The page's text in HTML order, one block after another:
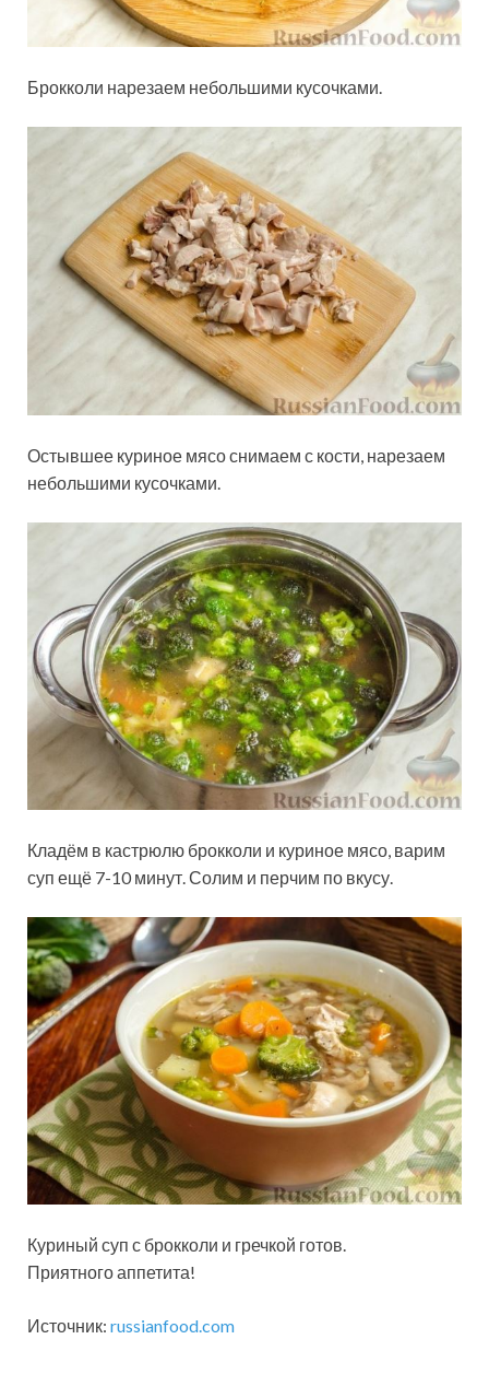
Брокколи нарезаем небольшими кусочками.
Остывшее куриное мясо снимаем с кости, нарезаем
небольшими кусочками.
Кладём в кастрюлю брокколи и куриное мясо, варим
суп ещё 7-10 минут. Солим и перчим по вкусу.
Куриный суп с брокколи и гречкой готов.
Приятного аппетита!
Источник: russianfood.com